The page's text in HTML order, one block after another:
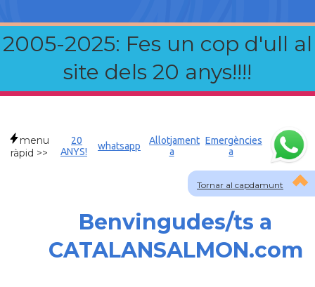
2005-2025: Fes un cop d'ull al
site dels 20 anys!!!!
Tornar al capdamunt
menu
ràpid >>
20
ANYS!
whatsapp
Allotjament
a
Emergències
a
Benvingudes/ts a
CATALANSALMON.com